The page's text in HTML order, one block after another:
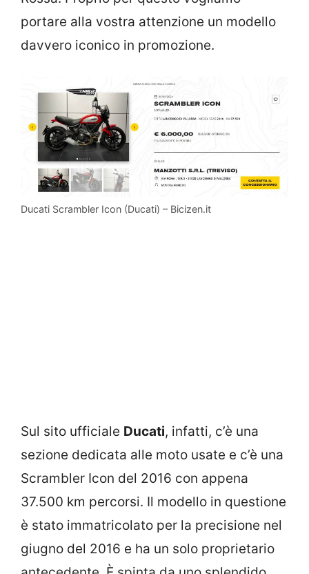
portare alla vostra attenzione un modello
davvero iconico in promozione.
Ducati Scrambler Icon (Ducati) – Bicizen.it
Sul sito ufficiale Ducati, infatti, c’è una
sezione dedicata alle moto usate e c’è una
Scrambler Icon del 2016 con appena
37.500 km percorsi. Il modello in questione
è stato immatricolato per la precisione nel
giugno del 2016 e ha un solo proprietario